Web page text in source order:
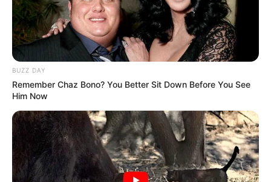
Anti Mainstream, 10 Cara
Membawa Barang Belanjaan
Versi Warga Thailand
Langka Banget! 10 Pose Lucu
Katak yang Bikin Ketawa
Gemes
BUZZ DAY
Remember Chaz Bono? You Better Sit Down Before You See
Him Now